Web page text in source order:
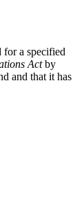
for a specified
Actby
and that it has